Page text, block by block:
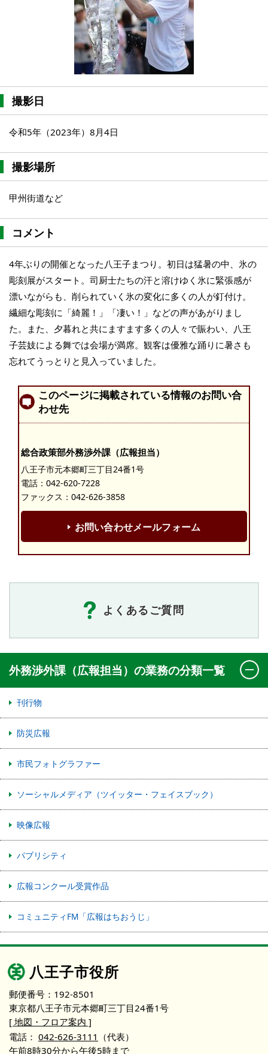
撮影日
令和5年（2023年）8月4日
撮影場所
甲州街道など
コメント
4年ぶりの開催となった八王子まつり。初日は猛暑の中、氷の
彫刻展がスタート。司厨士たちの汗と溶けゆく氷に緊張感が
漂いながらも、削られていく氷の変化に多くの人が釘付け。
繊細な彫刻に「綺麗！」「凄い！」などの声があがりまし
た。また、夕暮れと共にますます多くの人々で賑わい、八王
子芸妓による舞では会場が満席。観客は優雅な踊りに暑さも
忘れてうっとりと見入っていました。
このページに掲載されている情報のお問い合
わせ先
総合政策部外務渉外課（広報担当）
八王子市元本郷町三丁目24番1号
電話： 042-620-7228
ファックス：042-626-3858
お問い合わせメールフォーム
よくあるご質問
外務渉外課（広報担当）の業務の分類一覧
刊行物
防災広報
市民フォトグラファー
ソーシャルメディア（ツイッター・フェイスブック）
映像広報
パブリシティ
広報コンクール受賞作品
コミュニティFM「広報はちおうじ」
八王子市役所
郵便番号：192-8501
東京都八王子市元本郷町三丁目24番1号
[ 地図・フロア案内 ]
電話： 042-626-3111 （代表）
午前8時30分から午後5時まで